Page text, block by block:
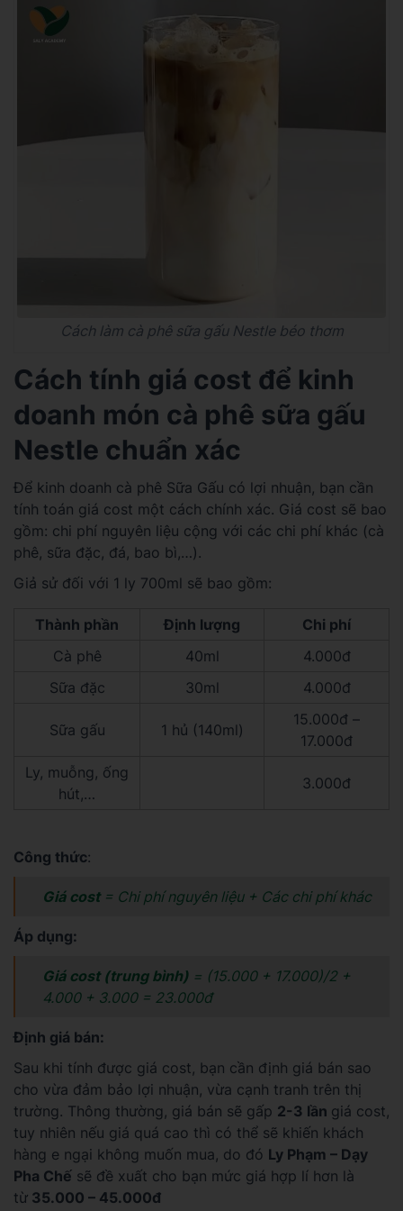
Cách làm cà phê sữa gấu Nestle béo thơm
Cách tính giá cost để kinh
doanh món cà phê sữa gấu
Nestle chuẩn xác
Để kinh doanh cà phê Sữa Gấu có lợi nhuận, bạn cần
tính toán giá cost một cách chính xác. Giá cost sẽ bao
gồm: chi phí nguyên liệu cộng với các chi phí khác (cà
phê, sữa đặc, đá, bao bì,…).
Giả sử đối với 1 ly 700ml sẽ bao gồm:
Thành phần Định lượng
Chi phí
Cà phê
40ml
4.000đ
Sữa đặc
30ml 4.000đ
Sữa gấu 1 hủ (140ml)
15.000đ –
17.000đ
Ly, muỗng, ống
hút,…
3.000đ
Công thức:
Giá cost= Chi phí nguyên liệu + Các chi phí khác
Áp dụng:
Giá cost (trung bình) = (15.000 + 17.000)/2 +
4.000 + 3.000 = 23.000đ
Định giá bán:
Sau khi tính được giá cost, bạn cần định giá bán sao
cho vừa đảm bảo lợi nhuận, vừa cạnh tranh trên thị
trường. Thông thường, giá bán sẽ gấp 2-3 lần giá cost,
tuy nhiên nếu giá quá cao thì có thể sẽ khiến khách
hàng e ngại không muốn mua, do đó Ly Phạm – Dạy
Pha Chế sẽ đề xuất cho bạn mức giá hợp lí hơn là
từ 35.000 – 45.000đ